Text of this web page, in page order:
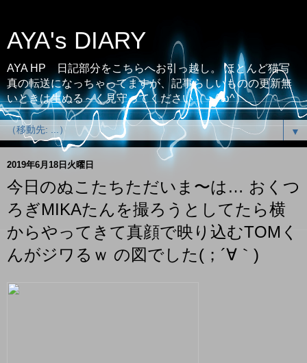
AYA's DIARY
AYA HP 日記部分をこちらへお引っ越し。 ほとんど猫写
真の転送になっちゃってますが、記事らしいものの更新無
いときは生ぬる～く見守ってください（；^ω^）
▼
2019年6月18日火曜日
今日のぬこたちただいま〜は… おくつ
ろぎMIKAたんを撮ろうとしてたら横
からやってきて真顔で映り込むTOMく
んがジワるｗ の図でした(；´∀｀)